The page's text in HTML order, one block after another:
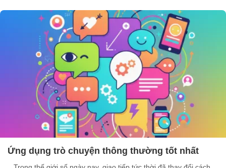
Ứng dụng trò chuyện thông thường tốt nhất